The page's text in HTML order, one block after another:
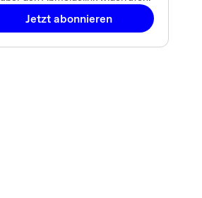
Jetzt abonnieren